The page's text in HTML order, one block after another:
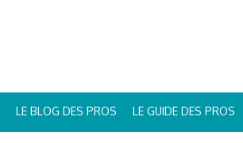
LE BLOG DES PROS LE GUIDE DES PROS